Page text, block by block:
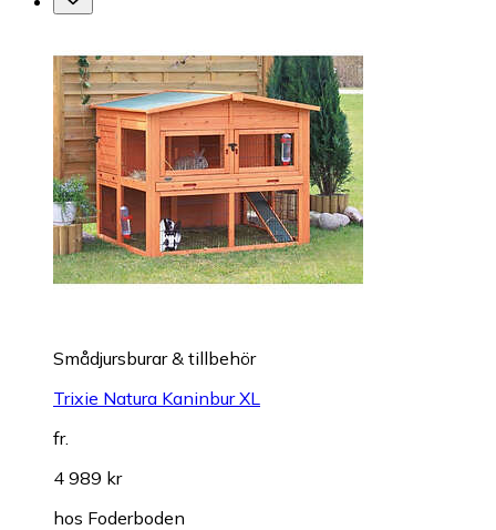
Smådjursburar & tillbehör
Trixie Natura Kaninbur XL
fr.
4 989 kr
hos Foderboden